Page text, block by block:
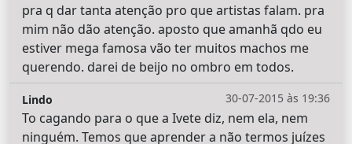
pra q dar tanta atenção pro que artistas falam. pra
mim não dão atenção. aposto que amanhã qdo eu
estiver mega famosa vão ter muitos machos me
querendo. darei de beijo no ombro em todos.
30-07-2015 às 19:36
Lindo
To cagando para o que a Ivete diz, nem ela, nem
ninguém. Temos que aprender a não termos juízes